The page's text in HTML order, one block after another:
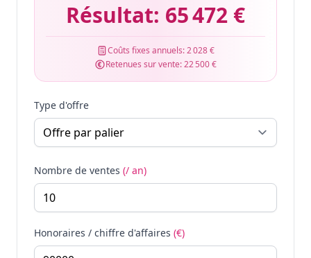
Résultat: 65 472 €
Coûts fixes annuels:2 028 €
Retenues sur vente:22 500 €
Type d'offre
Nombre de ventes (/ an)
Honoraires / chiffre d'affaires (€)